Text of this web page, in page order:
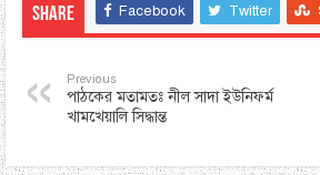
Share Facebook Twitter
Previous
পাঠকের মতামতঃ নীল সাদা ইউনিফর্ম
খামখেয়ালি সিদ্ধান্ত